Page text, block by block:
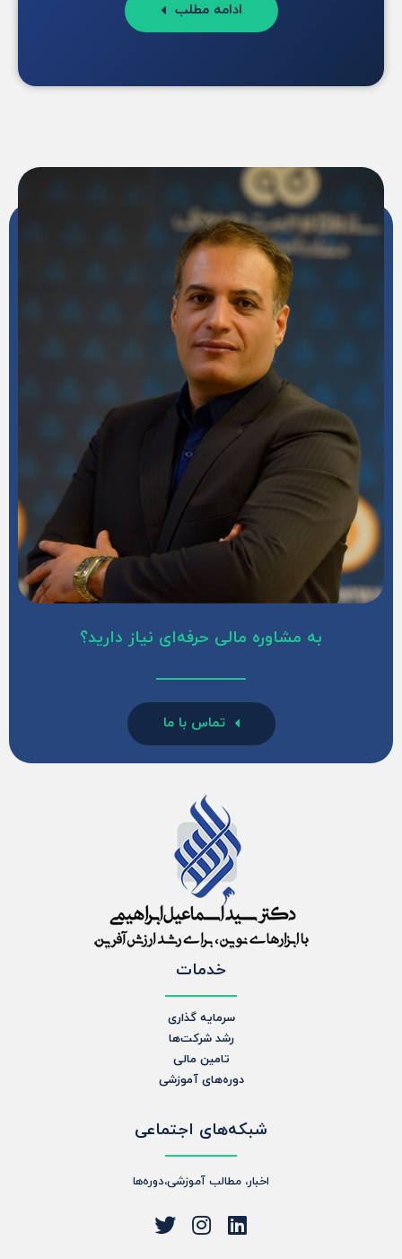
ادامه مطلب
به مشاوره مالی حرفه‌ای نیاز دارید؟
تماس با ما
خدمات
سرمایه گذاری
رشد شرکت‌ها
تامین مالی
دوره‌های آموزشی
شبکه‌های اجتماعی
اخبار، مطالب آموزشی،دوره‌ها